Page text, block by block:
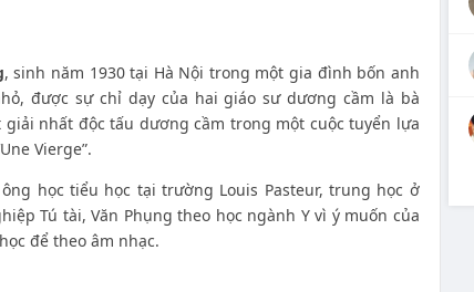
, sinh năm 1930 tại Hà Nội trong một gia đình bốn anh
được sự chỉ dạy của hai giáo sư dương cầm là bà
giải nhất độc tấu dương cầm trong một cuộc tuyển lựa
Vierge”.
học tiểu học tại trường Louis Pasteur, trung học ở
Tú tài, Văn Phụng theo học ngành Y vì ý muốn của
để theo âm nhạc.